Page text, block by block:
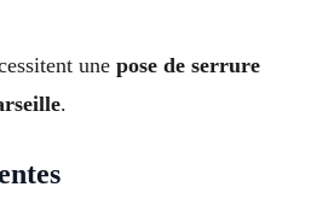
une pose de serrure
.